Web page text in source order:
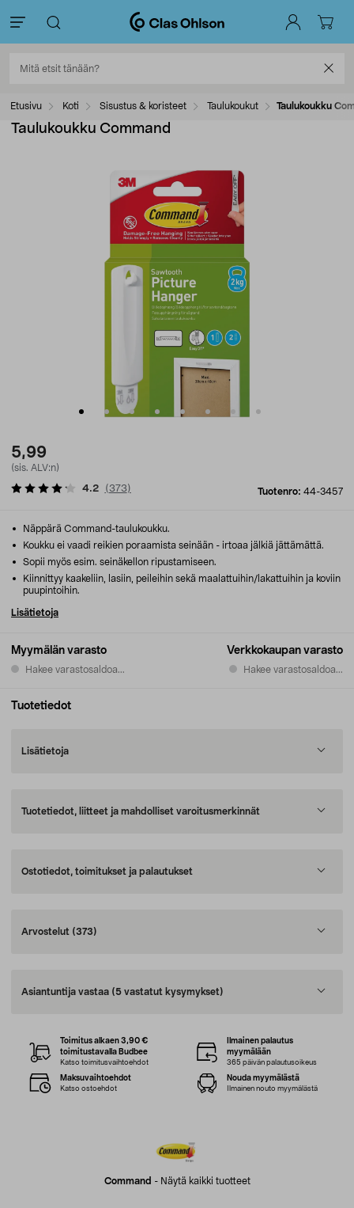
Etusivu Koti Sisustus & koristeet Taulukoukut Taulukoukku
Taulukoukku Command
5,99
(sis. ALV:n)
Tuotenro: 44-3457
4.2 (373)
Myymälän varasto
Hakee varastosaldoa...
Verkkokaupan varasto
Hakee varastosaldoa...
Näppärä Command-taulukoukku.
Koukku ei vaadi reikien poraamista seinään - irtoaa jälkiä jättämättä.
Sopii myös esim. seinäkellon ripustamiseen.
Kiinnittyy kaakeliin, lasiin, peileihin sekä maalattuihin/lakattuihin ja koviin
puupintoihin.
Lisätietoja
Tuotetiedot
Lisätietoja
Tuotetiedot, liitteet ja mahdolliset varoitusmerkinnät
Ostotiedot, toimitukset ja palautukset
Arvostelut (373)
Asiantuntija vastaa (5 vastatut kysymykset)
Command - Näytä kaikki tuotteet
Toimitus alkaen 3,90 €
toimitustavalla Budbee
Katso toimitusvaihtoehdot
Ilmainen palautus
myymälään
365 päivän palautusoikeus
Maksuvaihtoehdot
Katso ostoehdot
Nouda myymälästä
Ilmainen nouto myymälästä